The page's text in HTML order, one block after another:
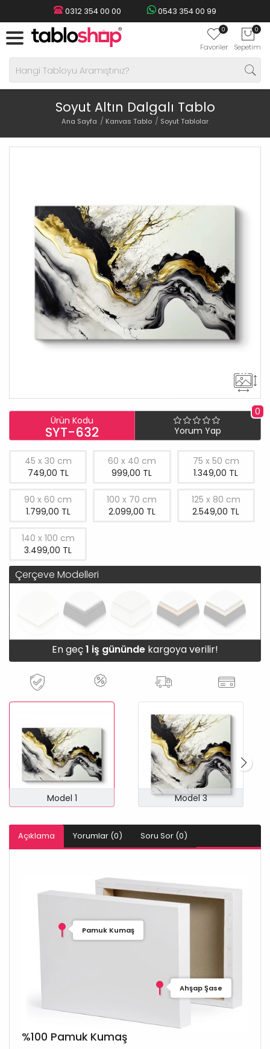
0312 354 00 00 0543 354 00 99
0
Favoriler
0
Sepetim
Soyut Altın Dalgalı Tablo
Ana Sayfa Kanvas Tablo Soyut Tablolar
Ürün Kodu
SYT-632
0
Yorum Yap
45 x 30 cm
749,00 TL
60 x 40 cm
999,00 TL
75 x 50 cm
1.349,00 TL
90 x 60 cm
1.799,00 TL
100 x 70 cm
2.099,00 TL
125 x 80 cm
2.549,00 TL
140 x 100 cm
3.499,00 TL
Çerçeve Modelleri
En geç1 iş gününde kargoya verilir!
Model 1 Model 3
Açıklama Yorumlar (0) Soru Sor (0)
Pamuk Kumaş
Ahşap Şase
%100 Pamuk Kumaş